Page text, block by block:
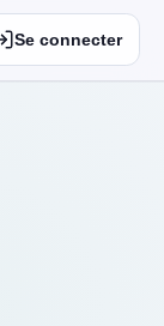
Se connecter